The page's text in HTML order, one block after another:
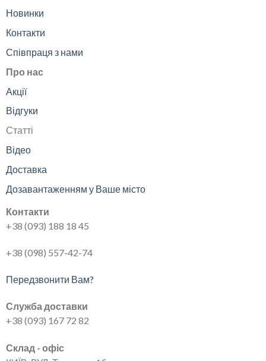
Новинки
Контакти
Співпраця з нами
Про нас
Акції
Відгуки
Статті
Відео
Доставка
Дозавантаженням у Ваше місто
Контакти
+38 (093) 188 18 45
+38 (098) 557-42-74
Передзвонити Вам?
Служба доставки
+38 (093) 167 72 82
Склад - офіс